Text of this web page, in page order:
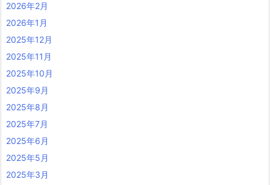
2026年2月
2026年1月
2025年12月
2025年11月
2025年10月
2025年9月
2025年8月
2025年7月
2025年6月
2025年5月
2025年3月